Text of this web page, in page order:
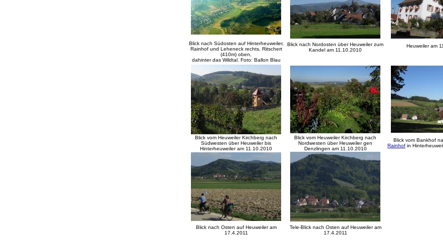
Blick nach Südosten auf Hinterheuweiler,
Rainhof und Leheneck rechts, Ritschert
(410m) oben,
dahinter das Wildtal. Foto: Ballon Blau
Blick nach Nordosten über Heuweiler zum
Kandel am 11.10.2010
Heuweiler am
Blick vom Heuweiler Kirchberg nach
Südwesten über Heuweiler bis
Hinterheuweiler am 11.10.2010
Blick vom Heuweiler Kirchberg nach
Nordwesten über Heuweiler gen
Denzlingen am 11.10.2010
Blick vom Bankhof
Rainhof in
Blick nach Osten auf Heuweiler am
17.4.2011
Tele-Blick nach Osten auf Heuweiler am
17.4.2011